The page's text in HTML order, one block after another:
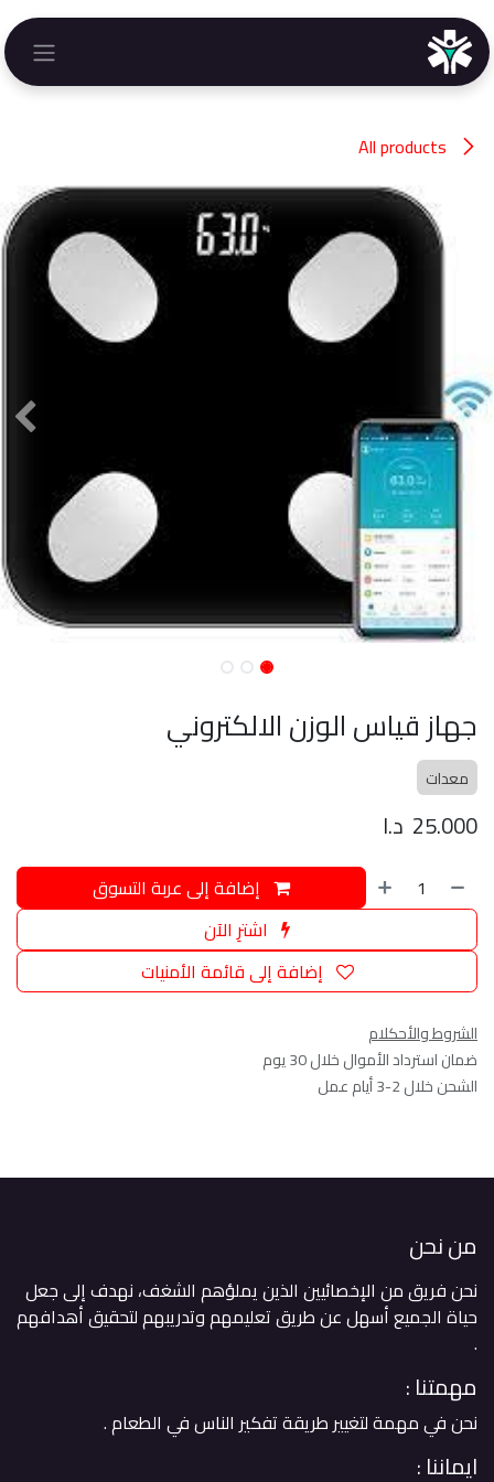
تخطي للذهاب إلى المحتوى
All products
جهاز قياس الوزن الالكتروني
معدات
25.000 د.ا
إضافة إلى عربة التسوق
اشترِ الآن
إضافة إلى قائمة الأمنيات
الشروط والأحكلام
ضمان استرداد الأموال خلال 30 يوم
الشحن خلال 2-3 أيام عمل
من نحن
نحن فريق من الإخصائيين الذين يملؤهم الشغف، نهدف إلى جعل
حياة الجميع أسهل عن طريق تعليمهم وتدريبهم لتحقيق أهدافهم
. ​
مهمتنا :
نحن في مهمة لتغيير طريقة تفكير الناس في الطعام .
ايماننا :